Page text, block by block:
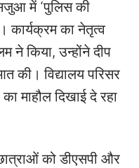
में ‘पुलिस की
कार्यक्रम का नेतृत्व
ने किया, उन्होंने दीप
की। विद्यालय परिसर
माहौल दिखाई दे रहा
को डीएसपी और